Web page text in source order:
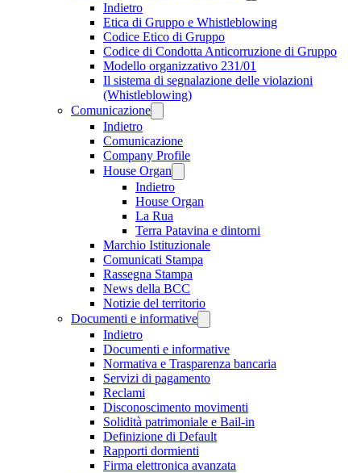
Indietro
Etica di Gruppo e Whistleblowing
Codice Etico di Gruppo
Codice di Condotta Anticorruzione di Gruppo
Modello organizzativo 231/01
Il sistema di segnalazione delle violazioni
(Whistleblowing)
Comunicazione
Indietro
Comunicazione
Company Profile
House Organ
Indietro
House Organ
La Rua
Terra Patavina e dintorni
Marchio Istituzionale
Comunicati Stampa
Rassegna Stampa
News della BCC
Notizie del territorio
Documenti e informative
Indietro
Documenti e informative
Normativa e Trasparenza bancaria
Servizi di pagamento
Reclami
Disconoscimento movimenti
Solidità patrimoniale e Bail-in
Definizione di Default
Rapporti dormienti
Firma elettronica avanzata